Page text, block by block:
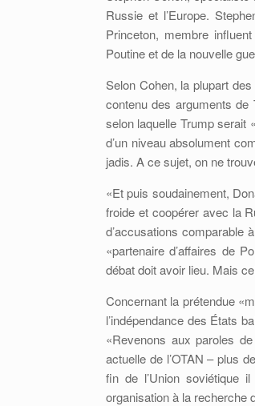
Russie et l’Europe.
Princeton, membre
Poutine et de la nouvelle
Selon Cohen, la plupart
contenu des arguments de
selon laquelle Trump serait
d’un niveau absolument
jadis. A ce sujet, on ne
«Et puis soudainement,
froide et coopérer avec la
d’accusations comparable
«partenaire d’affaires de
débat doit avoir lieu. Mais
Concernant la prétendue
l’indépendance des États
«Revenons aux paroles
actuelle de l’OTAN – plus
fin de l’Union soviétique
organisation à la recherche